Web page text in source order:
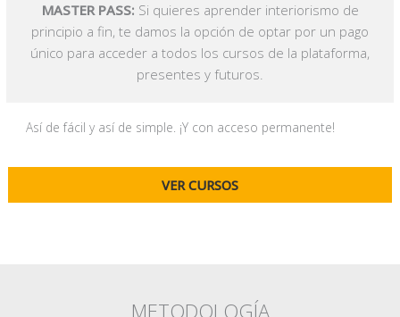
MASTER PASS: Si quieres aprender interiorismo de
principio a fin, te damos la opción de optar por un pago
único para acceder a todos los cursos de la plataforma,
presentes y futuros.
Así de fácil y así de simple. ¡Y con acceso permanente!
VER CURSOS
METODOLOGÍA